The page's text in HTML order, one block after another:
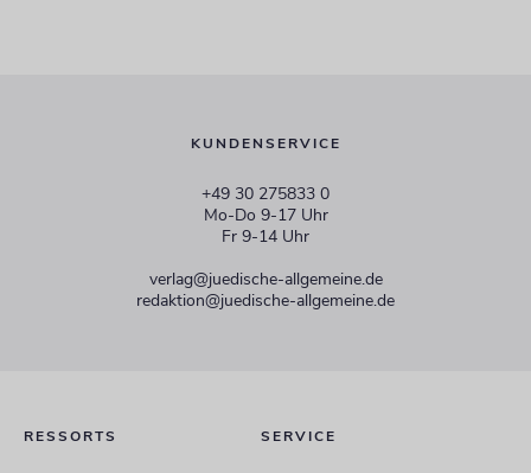
KUNDENSERVICE
+49 30 275833 0
Mo-Do 9-17 Uhr
Fr 9-14 Uhr
verlag@juedische-allgemeine.de
redaktion@juedische-allgemeine.de
RESSORTS SERVICE